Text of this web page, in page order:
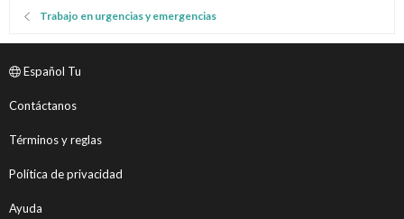
Trabajo en urgencias y emergencias
Español Tu
Contáctanos
Términos y reglas
Política de privacidad
Ayuda